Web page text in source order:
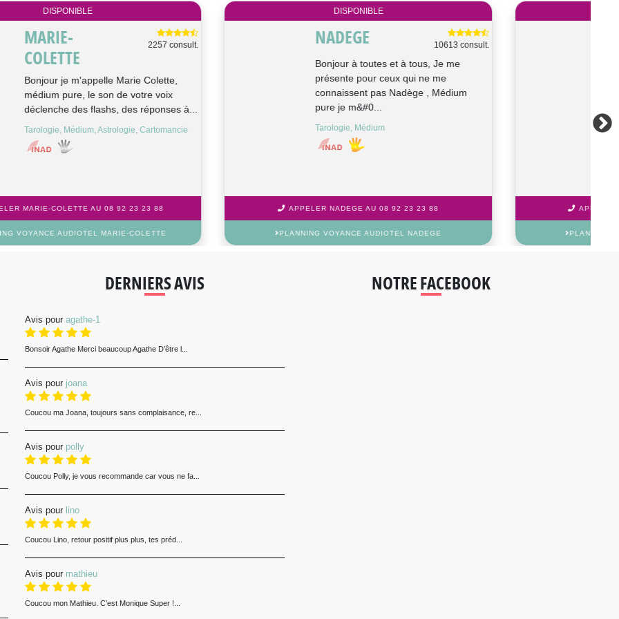
NADEGE
présente pour ceux qui ne me
connaissent pas Nadège , Médium
pure je m&#0...
Tarologie, Médium
APPELER NADEGE AU 08 92 23 23 88
PLANNING VOYANCE AUDIOTEL NADEGE
NICOLAS
Nicolas, voyant avec ou sans support,
mon but est de vous guider pour vos
prises de décision sans
APPELER NICOLAS AU 08 92 23 23 88
PLANNING VOYANCE AUDIOTEL NICOLAS
DERNIERS AVIS
Avis pour agathe-1
Bonsoir Agathe Merci beaucoup Agathe D’être l...
Avis pour joana
Coucou ma Joana, toujours sans complaisance, re...
Avis pour polly
Coucou Polly, je vous recommande car vous ne fa...
Avis pour lino
Coucou Lino, retour positif plus plus, tes préd...
Avis pour mathieu
Coucou mon Mathieu. C’est Monique Super !...
NOTRE FACEBOOK